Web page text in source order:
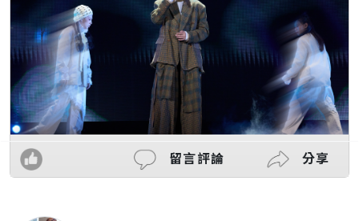
留言評論 分享